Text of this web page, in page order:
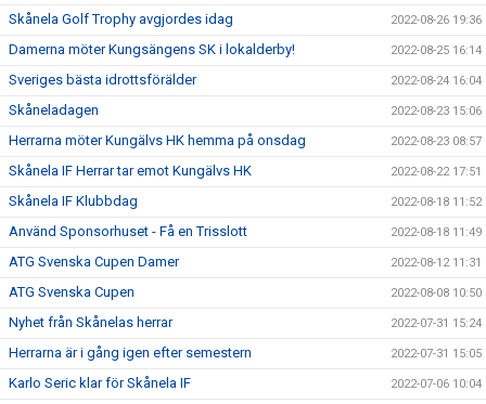
Skånela Golf Trophy avgjordes idag 2022-08-26 19:36
Damerna möter Kungsängens SK i lokalderby! 2022-08-25 16:14
Sveriges bästa idrottsförälder 2022-08-24 16:04
Skåneladagen 2022-08-23 15:06
Herrarna möter Kungälvs HK hemma på onsdag 2022-08-23 08:57
Skånela IF Herrar tar emot Kungälvs HK 2022-08-22 17:51
Skånela IF Klubbdag 2022-08-18 11:52
Använd Sponsorhuset - Få en Trisslott 2022-08-18 11:49
ATG Svenska Cupen Damer 2022-08-12 11:31
ATG Svenska Cupen 2022-08-08 10:50
Nyhet från Skånelas herrar 2022-07-31 15:24
Herrarna är i gång igen efter semestern 2022-07-31 15:05
Karlo Seric klar för Skånela IF 2022-07-06 10:04